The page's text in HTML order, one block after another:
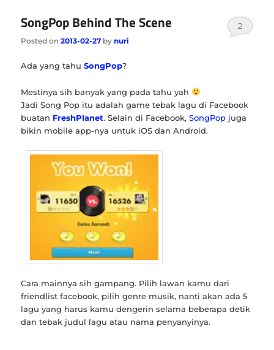
SongPop Behind The Scene
Posted on2013-02-27 bynuri
2
Ada yang tahuSongPop?
Mestinya sih banyak yang pada tahu yah
Jadi Song Pop itu adalah game tebak lagu di Facebook
buatan FreshPlanet. Selain di Facebook,SongPop juga
bikin mobile app-nya untuk iOS dan Android.
Cara mainnya sih gampang. Pilih lawan kamu dari
friendlist facebook, pilih genre musik, nanti akan ada 5
lagu yang harus kamu dengerin selama beberapa detik
dan tebak judul lagu atau nama penyanyinya.